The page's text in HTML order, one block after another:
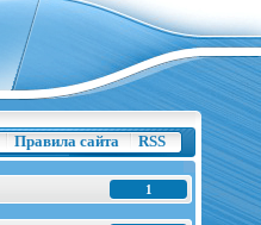
Правила сайта RSS
1